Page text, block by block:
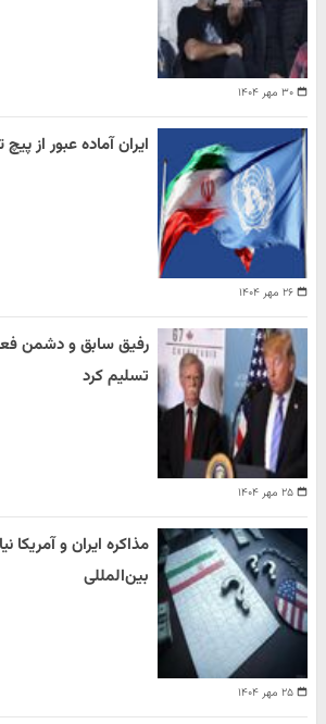
۳۰ مهر ۱۴۰۴
۲۶ مهر ۱۴۰۴
ایران آماده عبور از پیچ
۲۵ مهر ۱۴۰۴
رفیق سابق و دشمن
تسلیم کرد
۲۵ مهر ۱۴۰۴
مذاکره ایران و آمریکا
بین‌المللی